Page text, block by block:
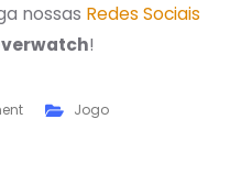
nossas Redes Sociais
!
Jogo